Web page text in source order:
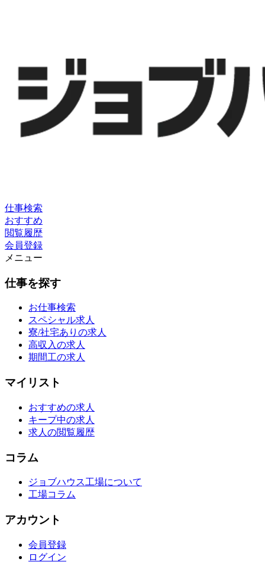
仕事検索
おすすめ
閲覧履歴
会員登録
メニュー
仕事を探す
お仕事検索
スペシャル求人
寮/社宅ありの求人
高収入の求人
期間工の求人
マイリスト
おすすめの求人
キープ中の求人
求人の閲覧履歴
コラム
ジョブハウス工場について
工場コラム
アカウント
会員登録
ログイン